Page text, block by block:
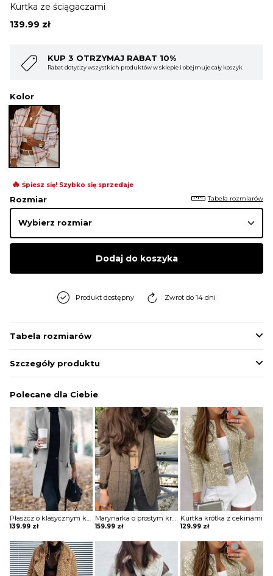
SWETRY
OKRYCIA WIERZCHNIE
Kurtka ze ściągaczami
139.99 zł
i obejmuje cały koszyk
KUP 4 OTRZYMAJ RABAT 15%
Rabat dotyczy wszystkich produktów w sklepie i
Kolor
🔥 Śpiesz się! Szybko się sprzedaje
Rozmiar Tabela rozmiarów
Dodaj do koszyka
Produkt dostępny Zwrot do 14 dni
Tabela rozmiarów
Szczegóły produktu
Polecane dla Ciebie
139.99 zł
Marynarka o prostym kroju zapinana na jeden guzik
159.99 zł
Kurtka krótka z cekinami
129.99 zł